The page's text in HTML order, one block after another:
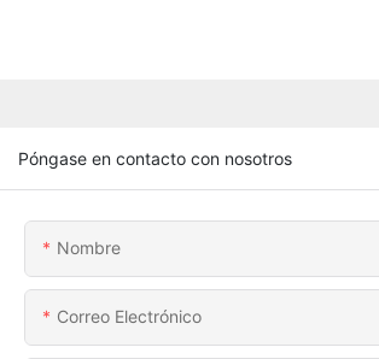
Póngase en contacto con nosotros
Nombre
Correo Electrónico